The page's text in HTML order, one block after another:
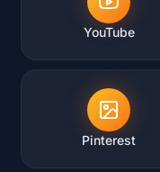
YouTube
Pinterest